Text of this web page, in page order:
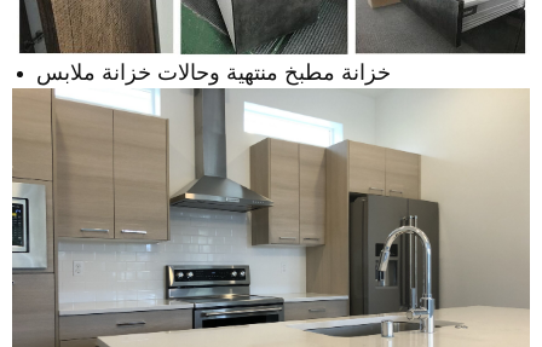
خزانة مطبخ منتهية وحالات خزانة ملابس